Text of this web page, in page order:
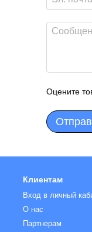
Оцените
Клиентам
Вход в личный
О нас
Партнерам